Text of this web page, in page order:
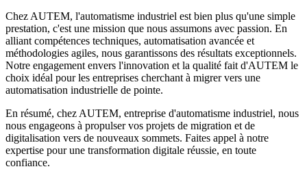
Chez AUTEM, l'automatisme industriel est bien plus qu'une simple
prestation, c'est une mission que nous assumons avec passion. En
alliant compétences techniques, automatisation avancée et
méthodologies agiles, nous garantissons des résultats exceptionnels.
Notre engagement envers l'innovation et la qualité fait d'AUTEM le
choix idéal pour les entreprises cherchant à migrer vers une
automatisation industrielle de pointe.
En résumé, chez AUTEM, entreprise d'automatisme industriel, nous
nous engageons à propulser vos projets de migration et de
digitalisation vers de nouveaux sommets. Faites appel à notre
expertise pour une transformation digitale réussie, en toute
confiance.